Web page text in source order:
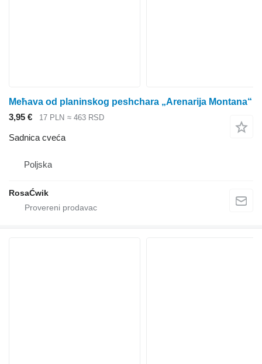
Meћava od planinskog peshchara „Arenariјa Montana“
3,95 €
17 PLN ≈ 463 RSD
Sadnica cveća
Poljska
RosaĆwik